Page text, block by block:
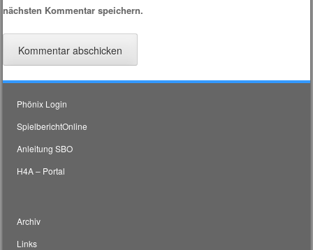
nächsten Kommentar speichern.
Phönix Login
SpielberichtOnline
Anleitung SBO
H4A – Portal
Archiv
Links